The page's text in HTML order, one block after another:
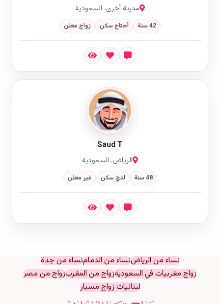
مدينة أخرى، السعودية
42 سنة أحتاج سكن زواج معلن
Saud T
الرياض، السعودية
48 سنة لديّ سكن غير معلن
نساء من الرياضنساء من الدمامنساء من جدة
زواج مغربيات في السعوديةزواج من المغربزواج من مصر
لبنانيات زواج مسيار